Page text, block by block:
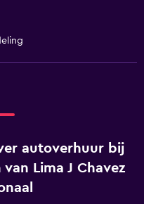
autoverhuur bij
Lima J Chavez